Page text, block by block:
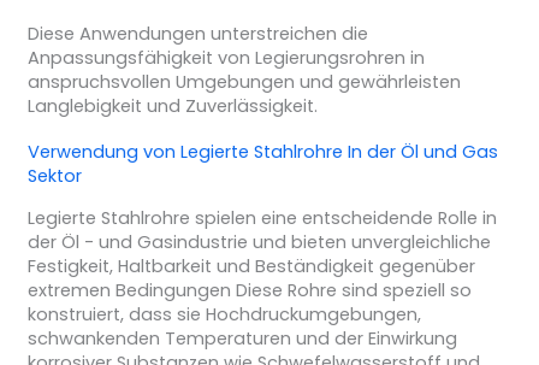
Diese Anwendungen unterstreichen die
Anpassungsfähigkeit von Legierungsrohren in
anspruchsvollen Umgebungen und gewährleisten
Langlebigkeit und Zuverlässigkeit.
Verwendung von Legierte Stahlrohre In der Öl und Gas
Sektor
Legierte Stahlrohre spielen eine entscheidende Rolle in
der Öl - und Gasindustrie und bieten unvergleichliche
Festigkeit, Haltbarkeit und Beständigkeit gegenüber
extremen Bedingungen Diese Rohre sind speziell so
konstruiert, dass sie Hochdruckumgebungen,
schwankenden Temperaturen und der Einwirkung